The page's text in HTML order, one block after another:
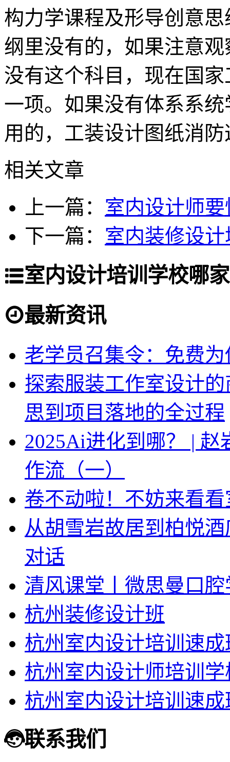
构力学课程及形导创意
纲里没有的，如果注意
没有这个科目，现在国
一项。如果没有体系系
用的，工装设计图纸消
相关文章
上一篇： 室内设计师
下一篇： 室内装修设
室内设计培训学校哪
最新资讯
老学员召集令：免费
探索服装工作室设计
思到项目落地的全过程
2025Ai进化到哪？ |
作流（一）
卷不动啦！不妨来看
从胡雪岩故居到柏悦
对话
清风课堂丨微思曼口
杭州装修设计班
杭州室内设计培训速成
杭州室内设计师培训
杭州室内设计培训速成
联系我们